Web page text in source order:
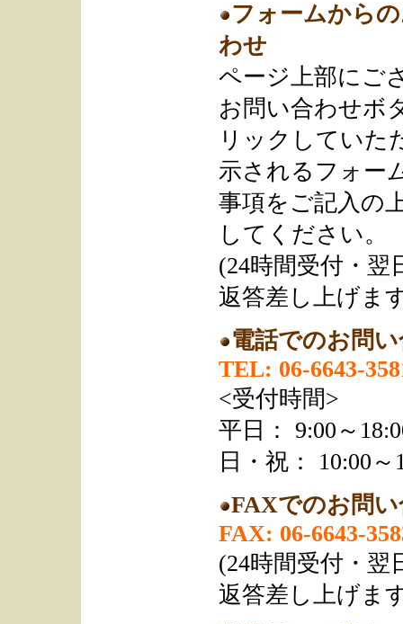
フォームから
わせ
ページ上部にご
お問い合わせボ
リックしていた
示されるフォー
事項をご記入の
してください。
(24時間受付・翌
返答差し上げま
電話でのお問
TEL: 06-6643-
<受付時間>
平日： 9:00～
日・祝： 10:00～
FAXでのお問
FAX: 06-6643-
(24時間受付・翌
返答差し上げま